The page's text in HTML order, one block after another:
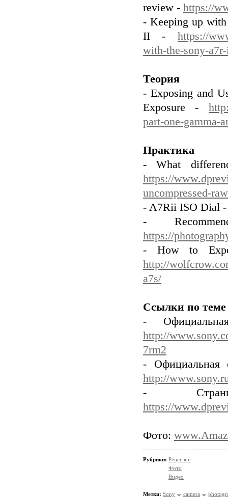
review - https://
- Keeping up
II - https://
with-the-sony-
Теория
- Exposing and
Exposure -
part-one-gamma-
Практика
- What
https://
uncompressed-raw
- A7Rii ISO Dial
-
https://
- How to
http://
a7s/
Ссылки по теме
-
http://
7rm2
- Официальная
http://
-
https://
Фото:
Рубрики: Рецензии
Фото
Видео
Метки: Sony camera